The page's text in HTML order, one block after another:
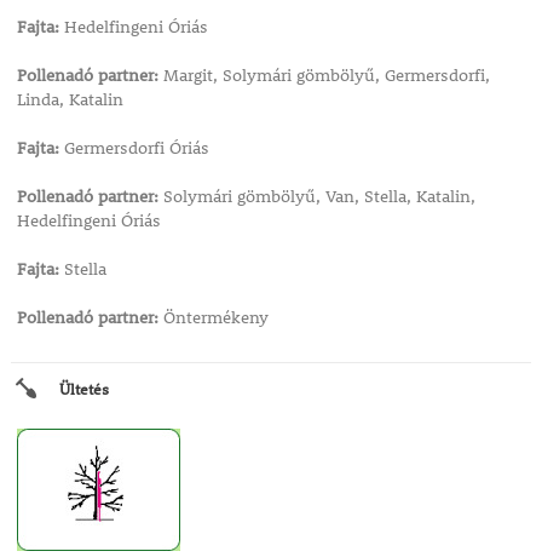
Fajta:Hedelfingeni Óriás
Pollenadó partner:Margit, Solymári gömbölyű, Germersdorfi,
Linda, Katalin
Fajta:Germersdorfi Óriás
Pollenadó partner:Solymári gömbölyű, Van, Stella, Katalin,
Hedelfingeni Óriás
Fajta:Stella
Pollenadó partner:Öntermékeny
Ültetés